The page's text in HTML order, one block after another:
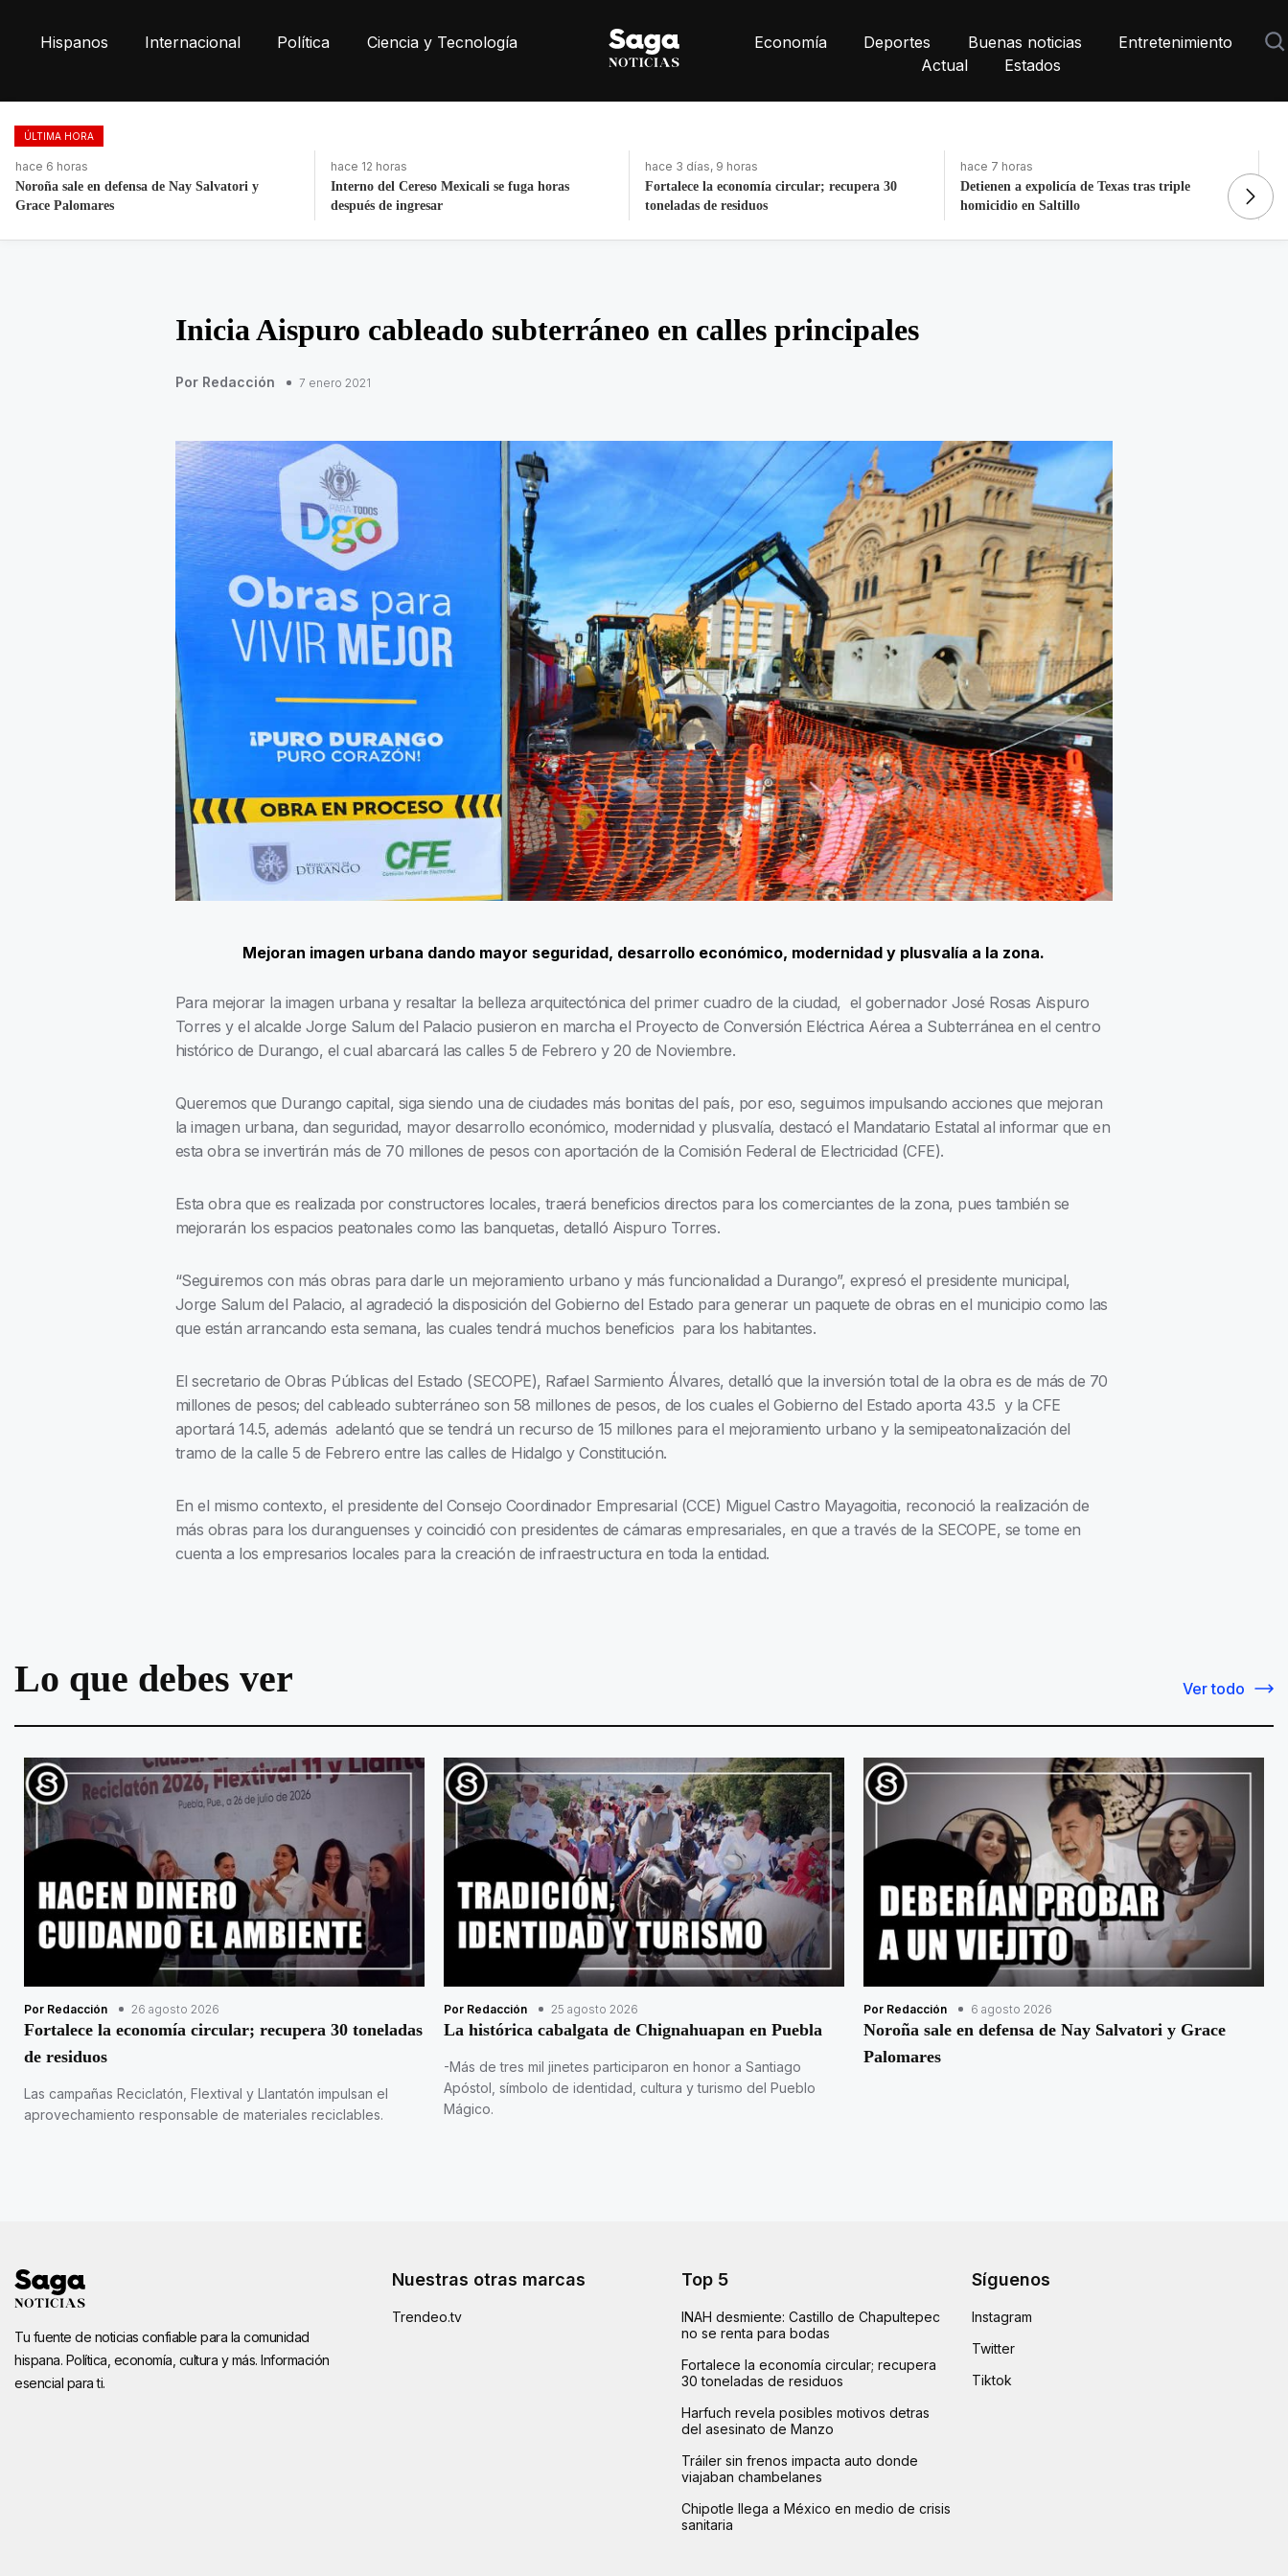
Hispanos Internacional Política Ciencia y Tecnología Economía Deportes Buenas noticias
Entretenimiento
Actual
Estados
ÚLTIMA HORA
hace 12 horas
Interno del Cereso Mexicali se fuga horas
después de ingresar
hace 3 días, 9 horas
Fortalece la economía circular; recupera 30
toneladas de residuos
hace 7 horas
Detienen a expolicía de Texas tras triple
homicidio en Saltillo
hace 3 días, 9 horas
La histórica cabalgata de Chignahuapan en
Puebla
Inicia Aispuro cableado subterráneo en calles principales
Por Redacción 7 enero 2021
Mejoran imagen urbana dando mayor seguridad, desarrollo económico, modernidad y plusvalía a la zona.
Para mejorar la imagen urbana y resaltar la belleza arquitectónica del primer cuadro de la ciudad, el gobernador José Rosas Aispuro
Torres y el alcalde Jorge Salum del Palacio pusieron en marcha el Proyecto de Conversión Eléctrica Aérea a Subterránea en el centro
histórico de Durango, el cual abarcará las calles 5 de Febrero y 20 de Noviembre.
Queremos que Durango capital, siga siendo una de ciudades más bonitas del país, por eso, seguimos impulsando acciones que mejoran
la imagen urbana, dan seguridad, mayor desarrollo económico, modernidad y plusvalía, destacó el Mandatario Estatal al informar que en
esta obra se invertirán más de 70 millones de pesos con aportación de la Comisión Federal de Electricidad (CFE).
Esta obra que es realizada por constructores locales, traerá beneficios directos para los comerciantes de la zona, pues también se
mejorarán los espacios peatonales como las banquetas, detalló Aispuro Torres.
“Seguiremos con más obras para darle un mejoramiento urbano y más funcionalidad a Durango”, expresó el presidente municipal,
Jorge Salum del Palacio, al agradeció la disposición del Gobierno del Estado para generar un paquete de obras en el municipio como las
que están arrancando esta semana, las cuales tendrá muchos beneficios para los habitantes.
El secretario de Obras Públicas del Estado (SECOPE), Rafael Sarmiento Álvares, detalló que la inversión total de la obra es de más de 70
millones de pesos; del cableado subterráneo son 58 millones de pesos, de los cuales el Gobierno del Estado aporta 43.5 y la CFE
aportará 14.5, además adelantó que se tendrá un recurso de 15 millones para el mejoramiento urbano y la semipeatonalización del
tramo de la calle 5 de Febrero entre las calles de Hidalgo y Constitución.
En el mismo contexto, el presidente del Consejo Coordinador Empresarial (CCE) Miguel Castro Mayagoitia, reconoció la realización de
más obras para los duranguenses y coincidió con presidentes de cámaras empresariales, en que a través de la SECOPE, se tome en
cuenta a los empresarios locales para la creación de infraestructura en toda la entidad.
Lo que debes ver Ver todo
Por Redacción 26 agosto 2026
Fortalece la economía circular; recupera 30 toneladas
de residuos
Las campañas Reciclatón, Flextival y Llantatón impulsan el
aprovechamiento responsable de materiales reciclables.
Por Redacción 25 agosto 2026
La histórica cabalgata de Chignahuapan en Puebla
-Más de tres mil jinetes participaron en honor a Santiago
Apóstol, símbolo de identidad, cultura y turismo del Pueblo
Mágico.
Por Redacción 6 agosto 2026
Noroña sale en defensa de Nay Salvatori y Grace
Palomares
Tu fuente de noticias confiable para la comunidad
hispana. Política, economía, cultura y más. Información
esencial para ti.
Nuestras otras marcas
Trendeo.tv
Top 5
INAH desmiente: Castillo de Chapultepec
no se renta para bodas
Fortalece la economía circular; recupera
30 toneladas de residuos
Harfuch revela posibles motivos detras
del asesinato de Manzo
Tráiler sin frenos impacta auto donde
viajaban chambelanes
Chipotle llega a México en medio de crisis
sanitaria
Síguenos
Instagram
Twitter
Tiktok